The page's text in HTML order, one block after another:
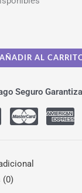
AÑADIR AL
Seguro
(0)